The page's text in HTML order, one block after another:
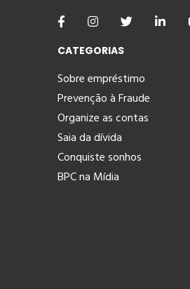
CATEGORIAS
Sobre empréstimo
Prevenção à Fraude
Organize as contas
Saia da dívida
Conquiste sonhos
BPC na Mídia